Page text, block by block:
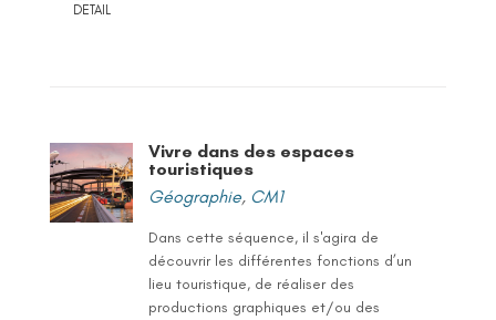
DETAIL
Vivre dans des espaces
touristiques
Géographie, CM1
Dans cette séquence, il s'agira de
découvrir les différentes fonctions d’un
lieu touristique, de réaliser des
productions graphiques et/ou des